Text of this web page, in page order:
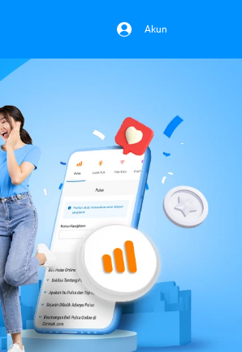
Akun